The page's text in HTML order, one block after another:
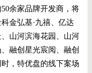
余家品牌开发商，将
金弘基·九禧、亿达
山河滨海花园、山河
融创星光宸阅、融创
，特优盘的线下案场